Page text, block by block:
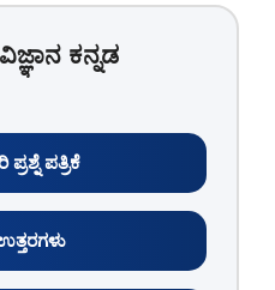
ಕನ್ನಡ
ಪತ್ರಿಕೆ